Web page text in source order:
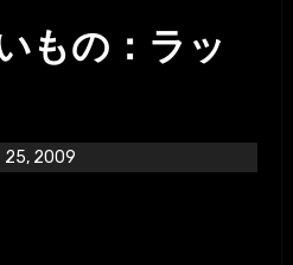
もの：ラッ
25, 2009